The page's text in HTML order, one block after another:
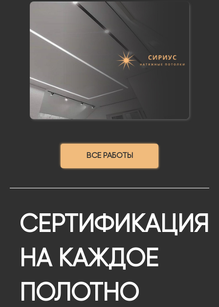
ВСЕ РАБОТЫ
СЕРТИФИКАЦИЯ
НА КАЖДОЕ
ПОЛОТНО